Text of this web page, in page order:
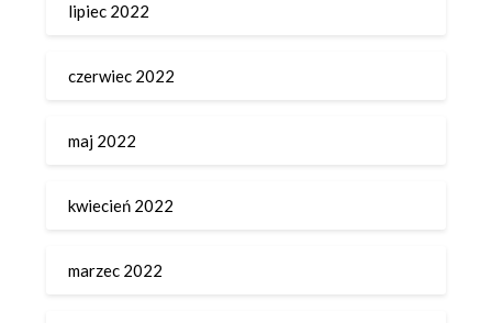
lipiec 2022
czerwiec 2022
maj 2022
kwiecień 2022
marzec 2022